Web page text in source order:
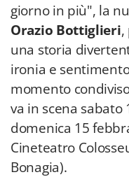
giorno in più", la
Orazio Bottiglieri,
una storia
ironia e
momento
va in scena sabato
domenica 15
Cineteatro
Bonagia).